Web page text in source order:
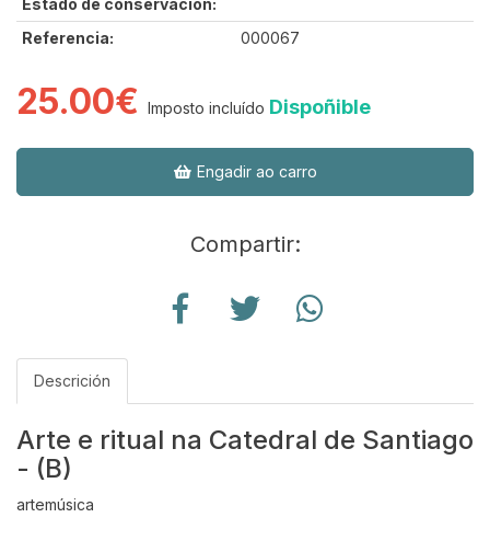
Estado de conservación:
Referencia:
000067
25.00€ Imposto incluído Dispoñible
Engadir ao carro
Compartir:
Descrición
Arte e ritual na Catedral de Santiago
- (B)
artemúsica